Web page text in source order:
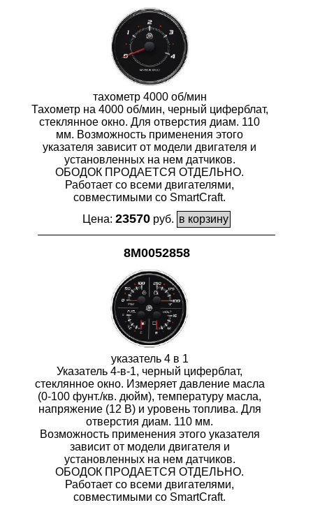
тахометр 4000 об/мин
Тахометр на 4000 об/мин, черный циферблат,
стеклянное окно. Для отверстия диам. 110
мм. Возможность применения этого
указателя зависит от модели двигателя и
установленных на нем датчиков.
ОБОДОК ПРОДАЕТСЯ ОТДЕЛЬНО.
Работает со всеми двигателями,
совместимыми со SmartCraft.
Цена: 23570 руб.
8M0052858
указатель 4 в 1
Указатель 4-в-1, черный циферблат,
стеклянное окно. Измеряет давление масла
(0-100 фунт./кв. дюйм), температуру масла,
напряжение (12 В) и уровень топлива. Для
отверстия диам. 110 мм.
Возможность применения этого указателя
зависит от модели двигателя и
установленных на нем датчиков.
ОБОДОК ПРОДАЕТСЯ ОТДЕЛЬНО.
Работает со всеми двигателями,
совместимыми со SmartCraft.